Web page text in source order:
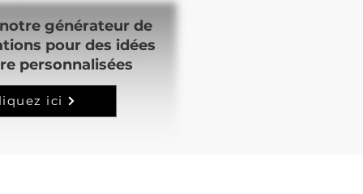
générateur de
pour des idées
personnalisées
ici